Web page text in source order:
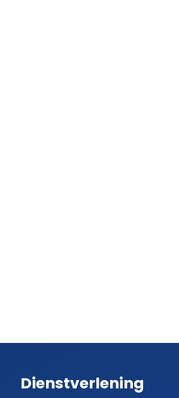
Dienstverlening